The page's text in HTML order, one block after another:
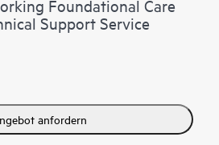
Foundational Care
Support Service
anfordern